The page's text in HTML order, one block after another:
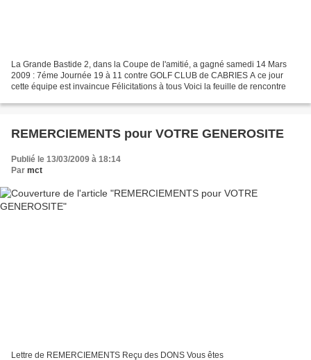
La Grande Bastide 2, dans la Coupe de l'amitié, a gagné samedi 14 Mars
2009 : 7éme Journée 19 à 11 contre GOLF CLUB de CABRIES A ce jour
cette équipe est invaincue Félicitations à tous Voici la feuille de rencontre
REMERCIEMENTS pour VOTRE GENEROSITE
Publié le 13/03/2009 à 18:14
Par mct
Lettre de REMERCIEMENTS Reçu des DONS Vous êtes